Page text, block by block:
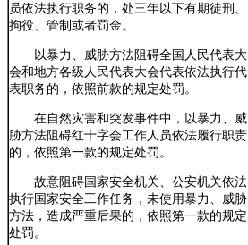
员依法执行职务的，处三年以下有期徒刑、
拘役、管制或者罚金。
以暴力、威胁方法阻碍全国人民代表大
会和地方各级人民代表大会代表依法执行代
表职务的，依照前款的规定处罚。
在自然灾害和突发事件中，以暴力、威
胁方法阻碍红十字会工作人员依法履行职责
的，依照第一款的规定处罚。
故意阻碍国家安全机关、公安机关依法
执行国家安全工作任务，未使用暴力、威胁
方法，造成严重后果的，依照第一款的规定
处罚。